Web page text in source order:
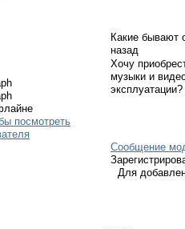
Какие бывают
назад
Хочу
музыки и
эксплуатации?
Сообщение
Для